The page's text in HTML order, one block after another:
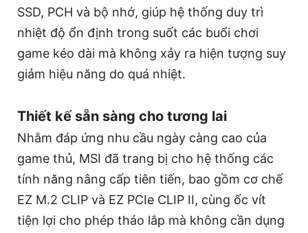
SSD, PCH và bộ nhớ, giúp hệ thống duy trì
nhiệt độ ổn định trong suốt các buổi chơi
game kéo dài mà không xảy ra hiện tượng suy
giảm hiệu năng do quá nhiệt.
Thiết kế sẵn sàng cho tương lai
Nhằm đáp ứng nhu cầu ngày càng cao của
game thủ, MSI đã trang bị cho hệ thống các
tính năng nâng cấp tiên tiến, bao gồm cơ chế
EZ M.2 CLIP và EZ PCIe CLIP II, cùng ốc vít
tiện lợi cho phép tháo lắp mà không cần dụng